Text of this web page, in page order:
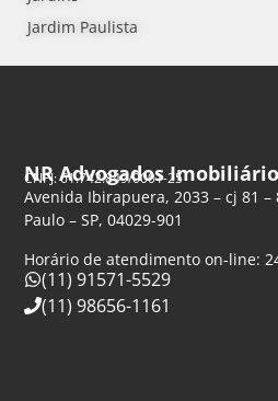
Jardim Paulista
NR Advogados
CNPJ: 61.742.849/0001-25
Avenida Ibirapuera, 2033 – cj 81 –
Paulo – SP, 04029-901
Horário de atendimento on-line:
(11) 91571-5529
(11) 98656-1161